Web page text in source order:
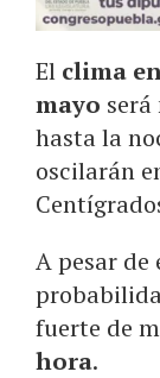
El clima
mayo
hasta la
oscilarán
A pesar de
fuerte de
hora.